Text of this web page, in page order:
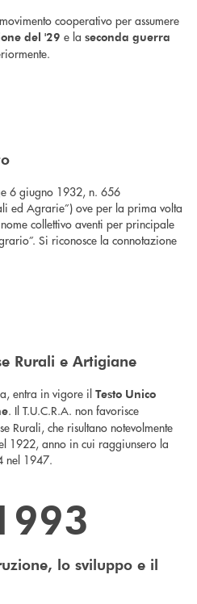
cooperativo per assumere
del '29 e la seconda guerra
6 giugno 1932, n. 656
ed Agrarie”) ove per la prima volta
collettivo aventi per principale
Si riconosce la connotazione
Rurali e Artigiane
entra in vigore il Testo Unico
. Il T.U.C.R.A. non favorisce
Rurali, che risultano notevolmente
1922, anno in cui raggiunsero la
nel 1947.
lo sviluppo e il